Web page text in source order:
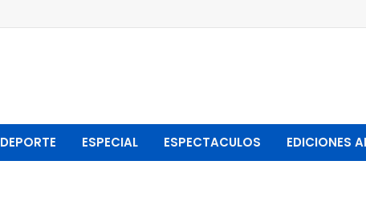
DEPORTE ESPECIAL ESPECTACULOS EDICIONES